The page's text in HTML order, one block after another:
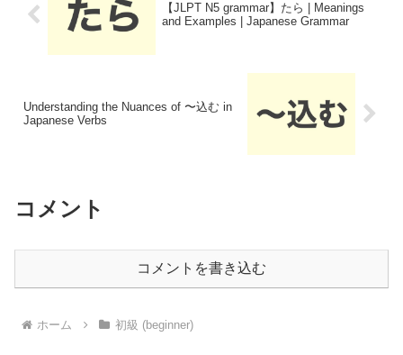
【JLPT N5 grammar】たら | Meanings
and Examples | Japanese Grammar
Understanding the Nuances of 〜込む in
Japanese Verbs
コメント
コメントを書き込む
ホーム 初級 (beginner)